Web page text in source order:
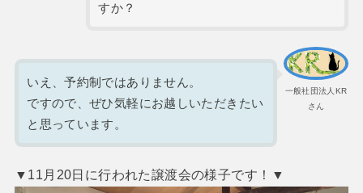
すか？
一般社団法人KR
さん
いえ、予約制ではありません。
ですので、ぜひ気軽にお越しいただきたい
と思っています。
▼11月20日に行われた譲渡会の様子です！▼